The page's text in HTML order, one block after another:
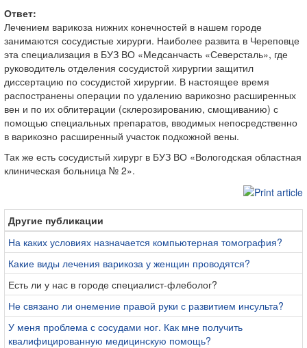
Ответ:
Лечением варикоза нижних конечностей в нашем городе
занимаются сосудистые хирурги. Наиболее развита в Череповце
эта специализация в БУЗ ВО «Медсанчасть «Северсталь», где
руководитель отделения сосудистой хирургии защитил
диссертацию по сосудистой хирургии. В настоящее время
распостранены операции по удалению варикозно расширенных
вен и по их облитерации (склерозированию, смощиванию) с
помощью специальных препаратов, вводимых непосредственно
в варикозно расширенный участок подкожной вены.
Так же есть сосудистый хирург в БУЗ ВО «Вологодская областная
клиническая больница № 2».
Другие публикации
На каких условиях назначается компьютерная томография?
Какие виды лечения варикоза у женщин проводятся?
Есть ли у нас в городе специалист-флеболог?
Не связано ли онемение правой руки с развитием инсульта?
У меня проблема с сосудами ног. Как мне получить
квалифицированную медицинскую помощь?